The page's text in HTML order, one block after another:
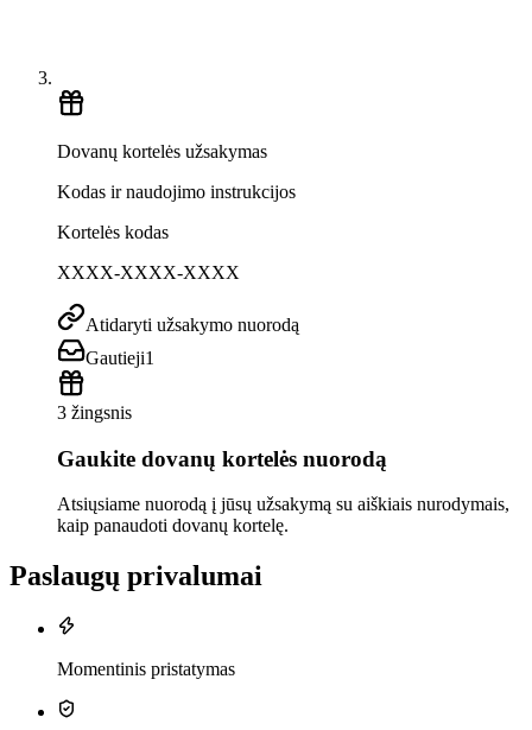
Dovanų kortelės užsakymas
Kodas ir naudojimo instrukcijos
Kortelės kodas
XXXX-XXXX-XXXX
Atidaryti užsakymo nuorodą
Gautieji1
3 žingsnis
Gaukite dovanų kortelės nuorodą
Atsiųsiame nuorodą į jūsų užsakymą su aiškiais nurodymais,
kaip panaudoti dovanų kortelę.
Paslaugų privalumai
Momentinis pristatymas